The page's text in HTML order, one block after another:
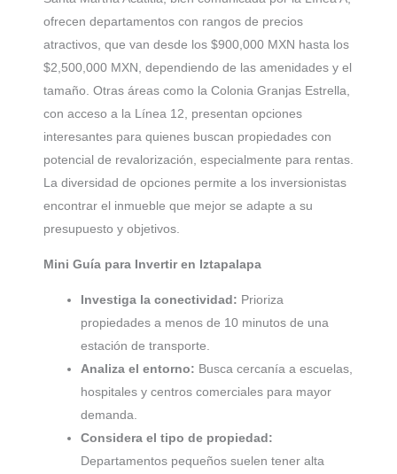
ofrecen departamentos con rangos de precios
atractivos, que van desde los $900,000 MXN hasta los
$2,500,000 MXN, dependiendo de las amenidades y el
tamaño. Otras áreas como la Colonia Granjas Estrella,
con acceso a la Línea 12, presentan opciones
interesantes para quienes buscan propiedades con
potencial de revalorización, especialmente para rentas.
La diversidad de opciones permite a los inversionistas
encontrar el inmueble que mejor se adapte a su
presupuesto y objetivos.
Mini Guía para Invertir en Iztapalapa
Investiga la conectividad: Prioriza
propiedades a menos de 10 minutos de una
estación de transporte.
Analiza el entorno: Busca cercanía a escuelas,
hospitales y centros comerciales para mayor
demanda.
Considera el tipo de propiedad:
Departamentos pequeños suelen tener alta